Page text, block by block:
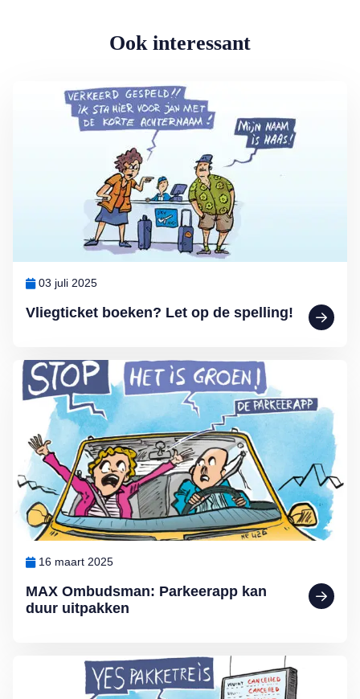
Ook interessant
Vliegticket boeken? Let op de spelling!
03 juli 2025
Lees meer over Vliegticket boeken? Let op de spelling!
MAX Ombudsman: Parkeerapp kan
duur uitpakken
16 maart 2025
Lees meer over MAX Ombudsman: Parkeerapp kan duur uitpakken
Lees meer over De voordelen van een pakketreis volgens MAX